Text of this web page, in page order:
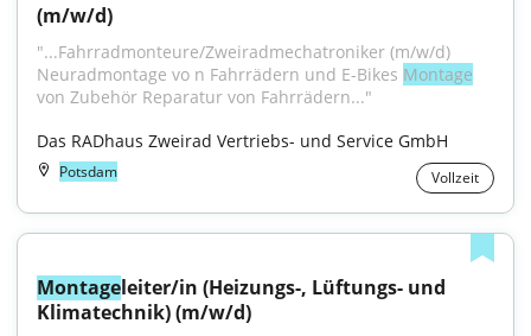
(m/w/d)
"...Fahrradmonteure/Zweiradmechatroniker (m/w/d)
Neuradmontage vo n Fahrrädern und E-Bikes Montage
von Zubehör Reparatur von Fahrrädern..."
Das RADhaus Zweirad Vertriebs- und Service GmbH
Potsdam Vollzeit
Montageleiter/in (Heizungs-, Lüftungs- und
Klimatechnik) (m/w/d)